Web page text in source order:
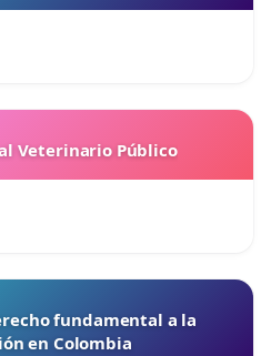
Veterinario Público
fundamental a la
en Colombia